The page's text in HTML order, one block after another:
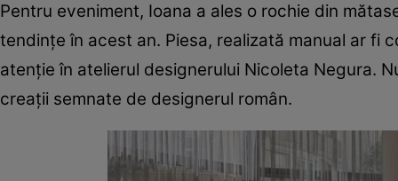
Pentru eveniment, Ioana a ales o rochie din
tendințe în acest an. Piesa, realizată manual ar
atenție în atelierul designerului Nicoleta Negura.
creații semnate de designerul român.